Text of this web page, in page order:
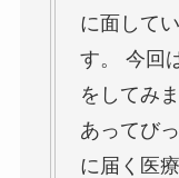
に面して
す。 今回
をしてみ
あってび
に届く医